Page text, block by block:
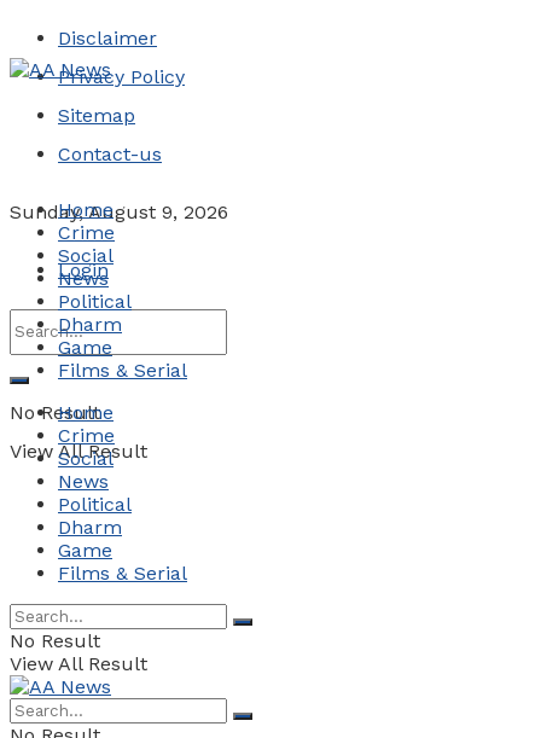
Disclaimer
Privacy Policy
Sitemap
Contact-us
Sunday, August 9, 2026
Login
No Result
View All Result
Home
Crime
Social
News
Political
Dharm
Game
Films & Serial
Home
Crime
Social
News
Political
Dharm
Game
Films & Serial
No Result
View All Result